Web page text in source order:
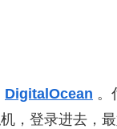
DigitalOcean 。
，登录进去，